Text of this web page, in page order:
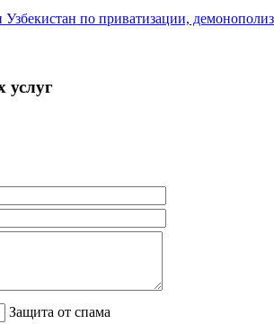
услуг
Защита от спама